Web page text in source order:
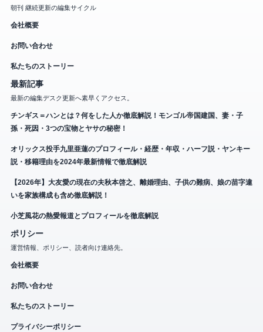
朝刊 継続更新の編集サイクル
会社概要
お問い合わせ
私たちのストーリー
最新記事
最新の編集デスク更新へ素早くアクセス。
チンギス＝ハンとは？何をした人か徹底解説！モンゴル帝国建国、妻・子
孫・死因・3つの宝物とヤサの秘密！
オリックス投手九里亜蓮のプロフィール・経歴・年収・ハーフ説・ヤンキー
説・移籍理由を2024年最新情報で徹底解説
【2026年】大友愛の現在の夫秋本啓之、離婚理由、子供の難病、娘の苗字違
いを家族構成も含め徹底解説！
小芝風花の熱愛報道とプロフィールを徹底解説
ポリシー
運営情報、ポリシー、読者向け連絡先。
会社概要
お問い合わせ
私たちのストーリー
プライバシーポリシー